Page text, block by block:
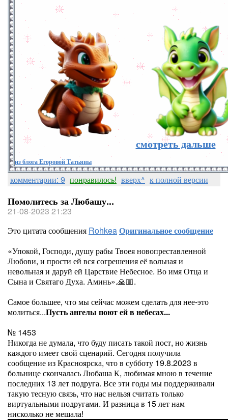
смотреть дальше
из блога Егоровой Татьяны
комментарии: 9 понравилось! вверх^ к полной версии
Помолитесь за Любашу...
21-08-2023 21:23
Это цитата сообщения RohkeaОригинальное сообщение
«Упокой, Господи, душу рабы Твоея новопреставленной
Любови, и прости ей вся согрешения её вольная и
невольная и даруй ей Царствие Небесное. Во имя Отца и
Сына и Святаго Духа. Аминь».🙏🏼.
Самое большее, что мы сейчас можем сделать для нее-это
молиться...Пусть ангелы поют ей в небесах...
№ 1453
Никогда не думала, что буду писать такой пост, но жизнь
каждого имеет свой сценарий. Сегодня получила
сообщение из Красноярска, что в субботу 19.8.2023 в
больнице скончалась Любаша К, любимая мною в течение
последних 13 лет подруга. Все эти годы мы поддерживали
такую тесную связь, что нас нельзя считать только
виртуальными подругами. И разница в 15 лет нам
нисколько не мешала!